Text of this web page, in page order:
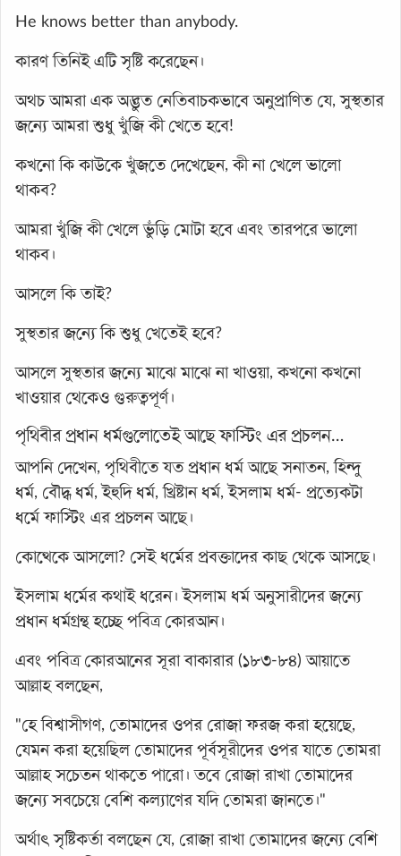
He knows better than anybody.
কারণ তিনিই এটি সৃষ্টি করেছেন।
অথচ আমরা এক অদ্ভুত নেতিবাচকভাবে অনুপ্রাণিত যে, সুস্থতার
জন্যে আমরা শুধু খুঁজি কী খেতে হবে!
কখনো কি কাউকে খুঁজতে দেখেছেন, কী না খেলে ভালো
থাকব?
আমরা খুঁজি কী খেলে ভুঁড়ি মোটা হবে এবং তারপরে ভালো
থাকব।
আসলে কি তাই?
সুস্থতার জন্যে কি শুধু খেতেই হবে?
আসলে সুস্থতার জন্যে মাঝে মাঝে না খাওয়া, কখনো কখনো
খাওয়ার থেকেও গুরুত্বপূর্ণ।
পৃথিবীর প্রধান ধর্মগুলোতেই আছে ফাস্টিং এর প্রচলন…
আপনি দেখেন, পৃথিবীতে যত প্রধান ধর্ম আছে সনাতন, হিন্দু
ধর্ম, বৌদ্ধ ধর্ম, ইহুদি ধর্ম, খ্রিষ্টান ধর্ম, ইসলাম ধর্ম- প্রত্যেকটা
ধর্মে ফাস্টিং এর প্রচলন আছে।
কোত্থেকে আসলো? সেই ধর্মের প্রবক্তাদের কাছ থেকে আসছে।
ইসলাম ধর্মের কথাই ধরেন। ইসলাম ধর্ম অনুসারীদের জন্যে
প্রধান ধর্মগ্রন্থ হচ্ছে পবিত্র কোরআন।
এবং পবিত্র কোরআনের সূরা বাকারার (১৮৩-৮৪) আয়াতে
আল্লাহ বলছেন,
"হে বিশ্বাসীগণ, তোমাদের ওপর রোজা ফরজ করা হয়েছে,
যেমন করা হয়েছিল তোমাদের পূর্বসূরীদের ওপর যাতে তোমরা
আল্লাহ সচেতন থাকতে পারো। তবে রোজা রাখা তোমাদের
জন্যে সবচেয়ে বেশি কল্যাণের যদি তোমরা জানতে।"
অর্থাৎ সৃষ্টিকর্তা বলছেন যে, রোজা রাখা তোমাদের জন্যে বেশি